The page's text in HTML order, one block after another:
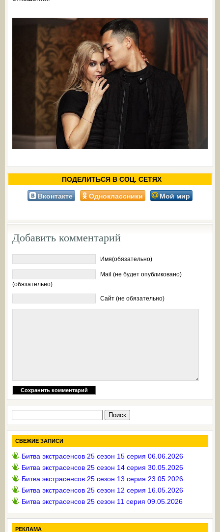
ПОДЕЛИТЬСЯ В СОЦ. СЕТЯХ
Вконтакте Одноклассники Мой мир
Добавить комментарий
Имя(обязательно)
Mail (не будет опубликовано)
(обязательно)
Сайт (не обязательно)
СВЕЖИЕ ЗАПИСИ
Битва экстрасенсов 25 сезон 15 серия 06.06.2026
Битва экстрасенсов 25 сезон 14 серия 30.05.2026
Битва экстрасенсов 25 сезон 13 серия 23.05.2026
Битва экстрасенсов 25 сезон 12 серия 16.05.2026
Битва экстрасенсов 25 сезон 11 серия 09.05.2026
РЕКЛАМА